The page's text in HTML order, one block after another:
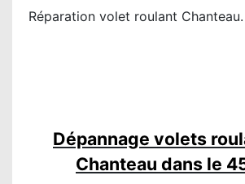
Réparation volet roulant Chanteau.
Dépannage volets
Chanteau dans le